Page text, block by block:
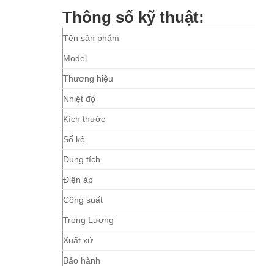
Thông số kỹ thuật:
Tên sản phẩm
Model
Thương hiệu
Nhiệt độ
Kích thước
Số kệ
Dung tích
Điện áp
Công suất
Trọng Lượng
Xuất xứ
Bảo hành